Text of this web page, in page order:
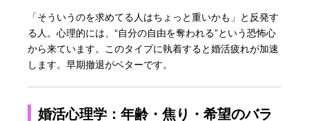
「そういうのを求めてる人はちょっと重いかも」と反発す
る人。心理的には、“自分の自由を奪われる”という恐怖心
から来ています。このタイプに執着すると婚活疲れが加速
します。早期撤退がベターです。
婚活心理学：年齢・焦り・希望のバラ